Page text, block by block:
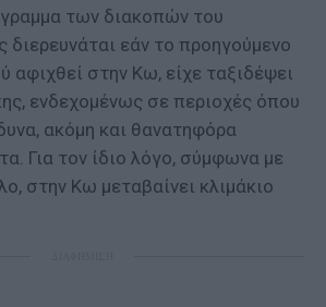
των διακοπών του
εάν το προηγούμενο
αφιχθεί στην Κω, είχε ταξιδέψει
ενδεχομένως σε περιοχές όπου
ακόμη και θανατηφόρα
Για τον ίδιο λόγο, σύμφωνα με
στην Κω μεταβαίνει κλιμάκιο